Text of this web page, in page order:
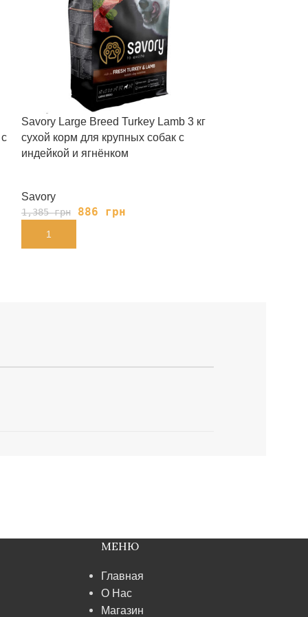
Savory Large Breed Turkey Lamb 3 кг
сухой корм для крупных собак с
индейкой и ягнёнком
Savory
1,385грн 886 грн
В КОРЗИНУ
МЕНЮ
Главная
О Нас
Магазин